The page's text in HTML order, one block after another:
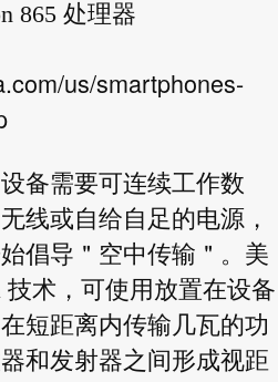
865 处理器
us/smartphones-
备需要可连续工作数
线或自给自足的电源，
倡导＂空中传输＂。美
技术，可使用放置在设备
短距离内传输几瓦的功
和发射器之间形成视距